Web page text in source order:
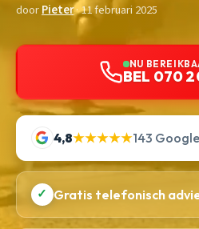
doorPieter· 11 februari 2025
NU
BEL 070
4,8★★★★★143
✓ Gratis telefonisch